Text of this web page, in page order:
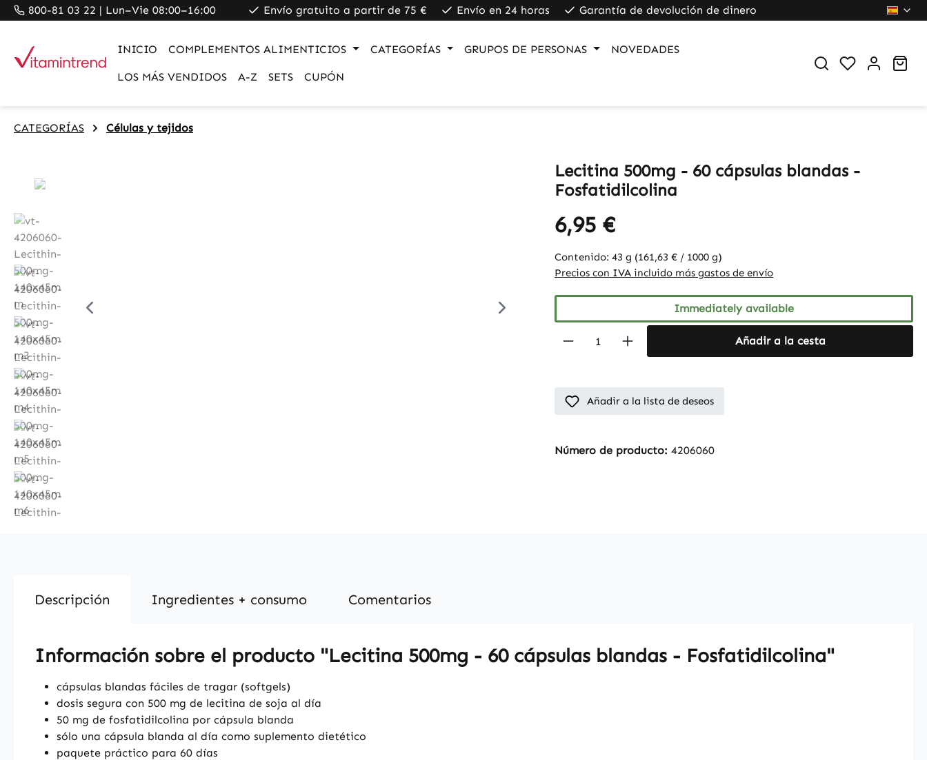
Skip to main navigation
800-81 03 22 | Lun–Vie 08:00–16:00 Envío gratuito a partir de 75 € Envío en 24 horas Garantía de devolución de dinero
INICIO COMPLEMENTOS ALIMENTICIOS CATEGORÍAS GRUPOS DE PERSONAS NOVEDADES
LOS MÁS VENDIDOS A-Z SETS CUPÓN
CATEGORÍAS Células y tejidos
Lecitina 500mg - 60 cápsulas blandas -
Fosfatidilcolina
6,95 €
Contenido: 43 g (161,63 € / 1000 g)
Precios con IVA incluido más gastos de envío
Immediately available
Product Quantity: Enter the desired amount
Añadir a la cesta
Añadir a la lista de deseos
Número de producto: 4206060
Descripción Ingredientes + consumo Comentarios
Información sobre el producto "Lecitina 500mg - 60 cápsulas blandas - Fosfatidilcolina"
cápsulas blandas fáciles de tragar (softgels)
dosis segura con 500 mg de lecitina de soja al día
50 mg de fosfatidilcolina por cápsula blanda
sólo una cápsula blanda al día como suplemento dietético
paquete práctico para 60 días